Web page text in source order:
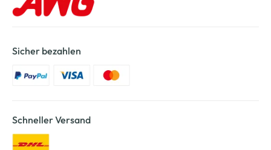
Sicher bezahlen
Schneller Versand